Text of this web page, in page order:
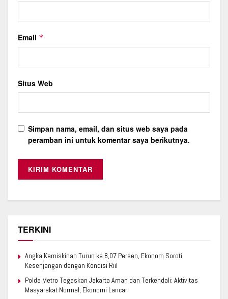
Email *
Situs Web
Simpan nama, email, dan situs web saya pada
peramban ini untuk komentar saya berikutnya.
TERKINI
Angka Kemiskinan Turun ke 8,07 Persen, Ekonom Soroti
Kesenjangan dengan Kondisi Riil
Polda Metro Tegaskan Jakarta Aman dan Terkendali: Aktivitas
Masyarakat Normal, Ekonomi Lancar